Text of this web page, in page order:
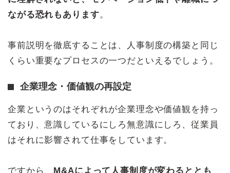
ながる恐れもあります。
事前説明を徹底することは、人事制度の構築と同じ
くらい重要なプロセスの一つだといえるでしょう。
企業理念・価値観の再設定
企業というのはそれぞれが企業理念や価値観を持っ
ており、意識しているにしろ無意識にしろ、従業員
はそれに影響されて仕事をしています。
ですから、 M&Aによって人事制度が変わるととも